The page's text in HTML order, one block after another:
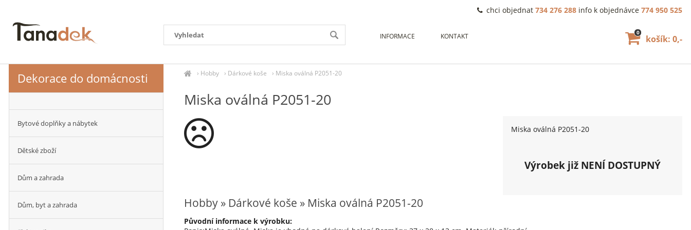
› Hobby › Dárkové koše › Miska oválná P2051-20
Miska oválná P2051-20
Miska oválná P2051-20
Výrobek již NENÍ DOSTUPNÝ
Hobby » Dárkové koše » Miska oválná P2051-20
Původní informace k výrobku:
Dekorace do domácnosti
Bytové doplňky a nábytek
Dětské zboží
Dům a zahrada
Dům, byt a zahrada
INFORMACE KONTAKT
chci objednat 734 276 288 info k objednávce 774 950 525
košík: 0,-
0